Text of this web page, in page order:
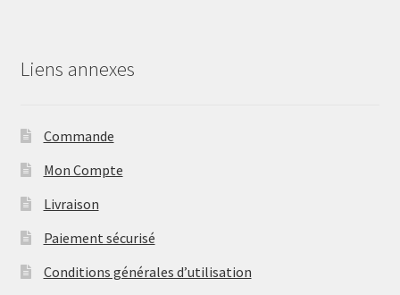
Liens annexes
Commande
Mon Compte
Livraison
Paiement sécurisé
Conditions générales d’utilisation